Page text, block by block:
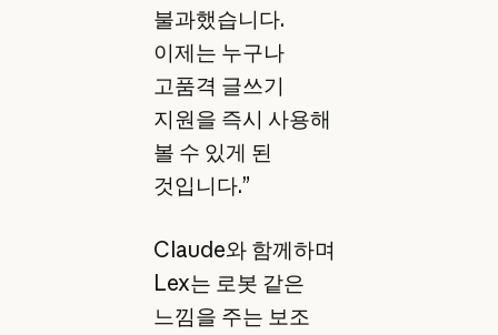
불과했습니다.
이제는 누구나
고품격 글쓰기
지원을 즉시 사용해
볼 수 있게 된
것입니다.”
Claude와 함께하며
Lex는 로봇 같은
느낌을 주는 보조